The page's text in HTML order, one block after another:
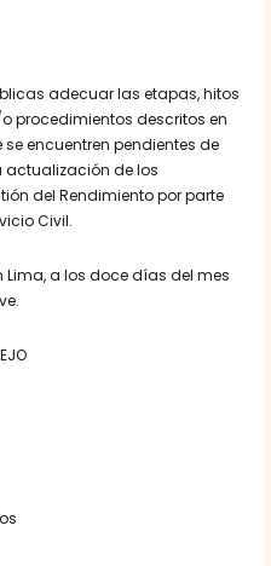
adecuar las etapas, hitos
procedimientos descritos en
se encuentren pendientes de
actualización de los
del Rendimiento por parte
Civil.
Lima, a los doce días del mes